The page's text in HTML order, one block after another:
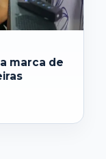
marca de